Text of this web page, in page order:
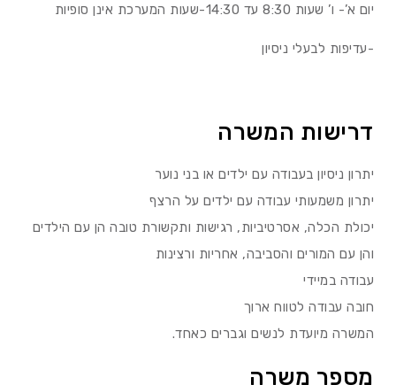
יום א’- ו’ שעות 8:30 עד 14:30-שעות המערכת אינן סופיות
-עדיפות לבעלי ניסיון
דרישות המשרה
יתרון ניסיון בעבודה עם ילדים או בני נוער
יתרון משמעותי עבודה עם ילדים על הרצף
יכולת הכלה, אסרטיביות, רגישות ותקשורת טובה הן עם הילדים
והן עם המורים והסביבה, אחריות ורצינות
עבודה במיידי
חובה עבודה לטווח ארוך
המשרה מיועדת לנשים וגברים כאחד.
מספר משרה